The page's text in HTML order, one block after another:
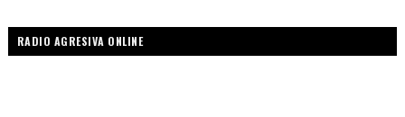
RADIO AGRESIVA ONLINE